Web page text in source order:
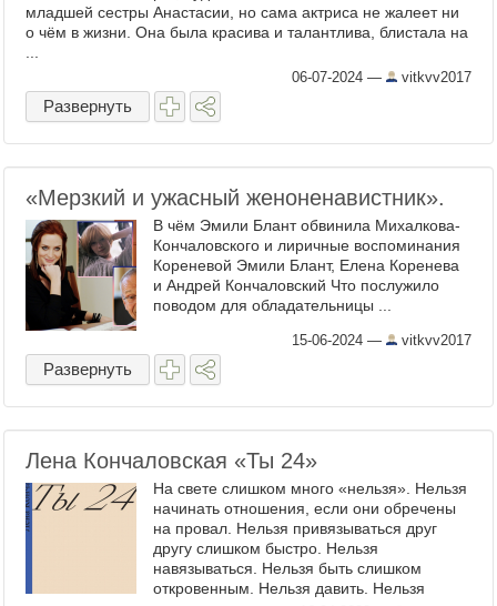
младшей сестры Анастасии, но сама актриса не жалеет ни
о чём в жизни. Она была красива и талантлива, блистала на
...
06-07-2024 — vitkvv2017
Развернуть
«Мерзкий и ужасный женоненавистник».
В чём Эмили Блант обвинила Михалкова-
Кончаловского и лиричные воспоминания
Кореневой Эмили Блант, Елена Коренева
и Андрей Кончаловский Что послужило
поводом для обладательницы ...
15-06-2024 — vitkvv2017
Развернуть
Лена Кончаловская «Ты 24»
На свете слишком много «нельзя». Нельзя
начинать отношения, если они обречены
на провал. Нельзя привязываться друг
другу слишком быстро. Нельзя
навязываться. Нельзя быть слишком
откровенным. Нельзя давить. Нельзя